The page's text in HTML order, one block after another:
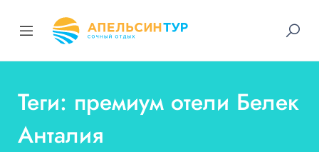
Теги: премиум отели Белек
Анталия